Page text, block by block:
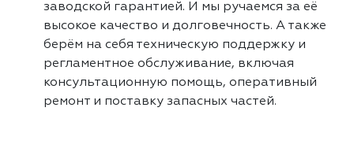
заводской гарантией. И мы ручаемся за её
высокое качество и долговечность. А также
берём на себя техническую поддержку и
регламентное обслуживание, включая
консультационную помощь, оперативный
ремонт и поставку запасных частей.